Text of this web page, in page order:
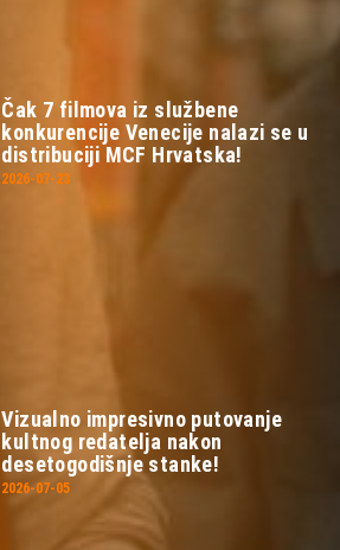
Čak 7 filmova iz službene
konkurencije Venecije nalazi se u
distribuciji MCF Hrvatska!
2026-07-23
Vizualno impresivno putovanje
kultnog redatelja nakon
desetogodišnje stanke!
2026-07-05